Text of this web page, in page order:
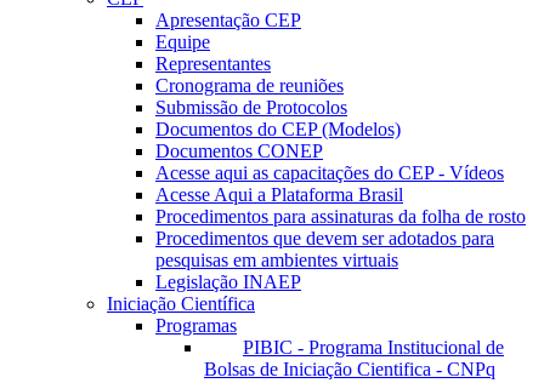
Apresentação CEP
Equipe
Representantes
Cronograma de reuniões
Submissão de Protocolos
Documentos do CEP (Modelos)
Documentos CONEP
Acesse aqui as capacitações do CEP - Vídeos
Acesse Aqui a Plataforma Brasil
Procedimentos para assinaturas da folha de rosto
Procedimentos que devem ser adotados para
pesquisas em ambientes virtuais
Legislação INAEP
Iniciação Científica
Programas
PIBIC - Programa Institucional de
Bolsas de Iniciação Cientifica - CNPq